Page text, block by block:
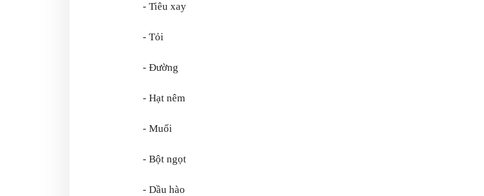
- Tiêu xay
- Tỏi
- Đường
- Hạt nêm
- Muối
- Bột ngọt
- Dầu hào